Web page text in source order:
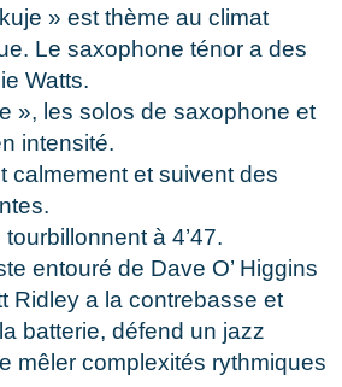
» est thème au climat
Le saxophone ténor a des
Watts.
», les solos de saxophone et
intensité.
calmement et suivent des
à 4’47.
entouré de Dave O’ Higgins
Ridley a la contrebasse et
batterie, défend un jazz
mêler complexités rythmiques